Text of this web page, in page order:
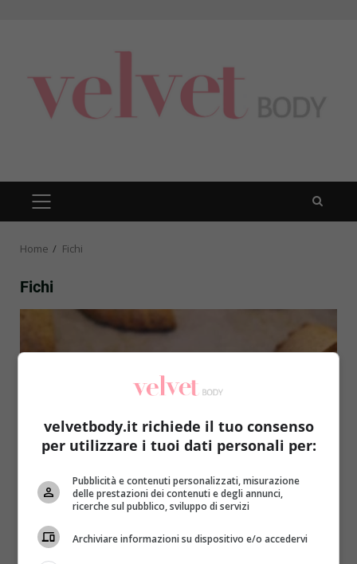
PRIMARY
MENU
Home Fichi
Fichi
Ricette vegan: come preparare i biscotti ai
fichi [VIDEO]
velvetbody.it richiede il tuo consenso
per utilizzare i tuoi dati personali per:
Pubblicità e contenuti personalizzati, misurazione
delle prestazioni dei contenuti e degli annunci,
ricerche sul pubblico, sviluppo di servizi
Archiviare informazioni su dispositivo e/o accedervi